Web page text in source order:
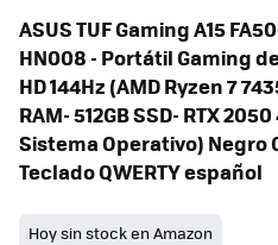
ASUS TUF Gaming A15
HN008 - Portátil Gaming
HD 144Hz (AMD Ryzen 7
RAM- 512GB SSD- RTX
Sistema Operativo) Negro
Teclado QWERTY español
Hoy sin stock en Amazon